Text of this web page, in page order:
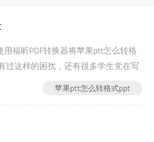
福昕PDF转换器将苹果ptt怎么转格
过这样的困扰，还有很多学生党在写
的问题，没有关系，在线pdf转word今
苹果ptt怎么转格式ppt